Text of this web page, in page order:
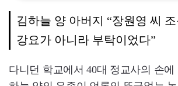
김하늘 양 아버지 “장원영 씨
강요가 아니라 부탁이었다”
다니던 학교에서 40대 정교사의 손에